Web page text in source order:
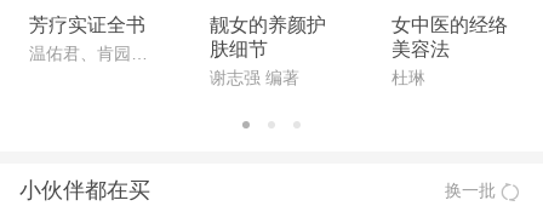
芳疗实证全书
温佑君、肯园芳疗师团队
靓女的养颜护
肤细节
谢志强 编著
女中医的经络
美容法
杜琳
小伙伴都在买 换一批